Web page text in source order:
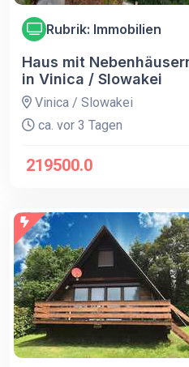
Rubrik: Immobilien
Haus mit
in Vinica / Slowakei
Vinica / Slowakei
ca. vor 3 Tagen
219500.0